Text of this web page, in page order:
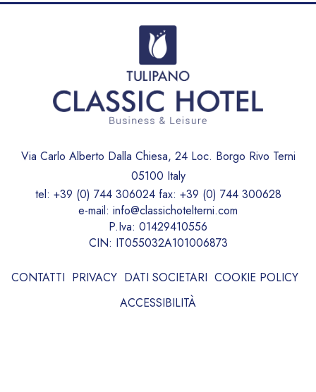
Via Carlo Alberto Dalla Chiesa, 24 Loc. Borgo Rivo Terni
05100 Italy
tel: +39 (0) 744 306024fax: +39 (0) 744 300628
e-mail: info@classichotelterni.com
P.Iva: 01429410556
CIN: IT055032A101006873
CONTATTI PRIVACY DATI SOCIETARI COOKIE POLICY
ACCESSIBILITÀ